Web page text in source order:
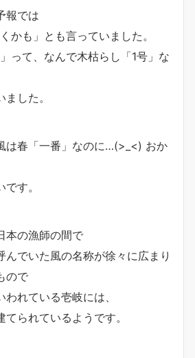
報では
かも」とも言っていました。
って、なんで木枯らし「1号」な
した。
は春「一番」なのに…(>_<) おか
す。
本の漁師の間で
んでいた風の名称が徐々に広まり
ので
れている壱岐には、
てられているようです。